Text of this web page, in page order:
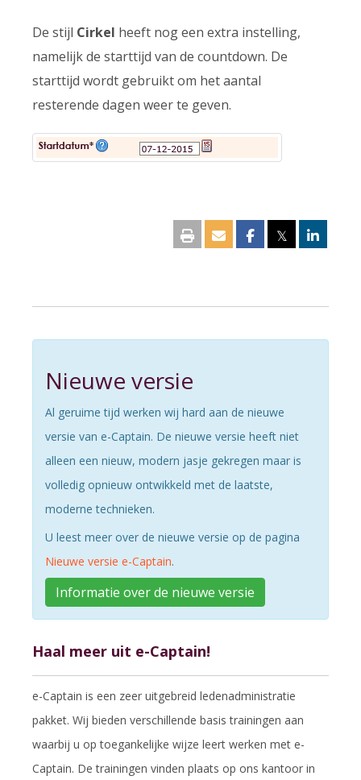
De stijl Cirkel heeft nog een extra instelling,
namelijk de starttijd van de countdown. De
starttijd wordt gebruikt om het aantal
resterende dagen weer te geven.
𝕏
Nieuwe versie
Al geruime tijd werken wij hard aan de nieuwe
versie van e-Captain. De nieuwe versie heeft niet
alleen een nieuw, modern jasje gekregen maar is
volledig opnieuw ontwikkeld met de laatste,
moderne technieken.
U leest meer over de nieuwe versie op de pagina
Nieuwe versie e-Captain.
Informatie over de nieuwe versie
Haal meer uit e-Captain!
e-Captain is een zeer uitgebreid ledenadministratie
pakket. Wij bieden verschillende basis trainingen aan
waarbij u op toegankelijke wijze leert werken met e-
Captain. De trainingen vinden plaats op ons kantoor in